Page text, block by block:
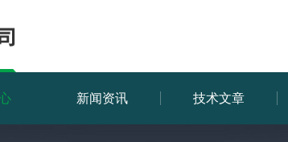
新闻资讯 技术文章